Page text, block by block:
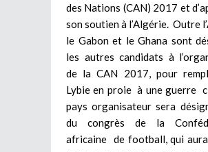
des Nations (CAN) 2017 et
son soutien à l’Algérie. Outre
le Gabon et le Ghana sont
les autres candidats à
de la CAN 2017, pour
Lybie en proie à une guerre
pays organisateur sera
du congrès de la
africaine de football, qui